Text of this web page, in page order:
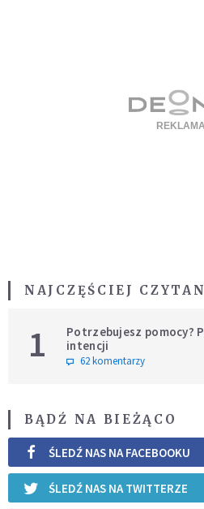
NAJCZĘŚCIEJ
1
Potrzebujesz pomocy?
intencji
62 komentarzy
BĄDŹ NA BIEŻĄCO
ŚLEDŹ NAS NA FACEBOOKU
ŚLEDŹ NAS NA TWITTERZE